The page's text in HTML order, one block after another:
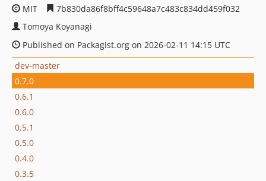
MIT
7b830da86f8bff4c59648a7c483c834dd459f032
Tomoya Koyanagi
Published on Packagist.org on 2026-02-11 14:15 UTC
dev-master
0.7.0
0.6.1
0.6.0
0.5.1
0.5.0
0.4.0
0.3.5